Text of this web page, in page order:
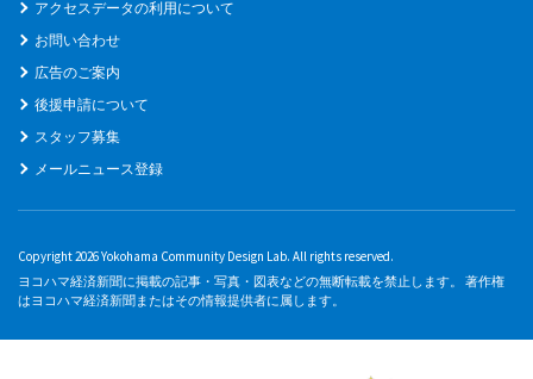
アクセスデータの利用について
お問い合わせ
広告のご案内
後援申請について
スタッフ募集
メールニュース登録
Copyright 2026 Yokohama Community Design Lab. All rights reserved.
ヨコハマ経済新聞に掲載の記事・写真・図表などの無断転載を禁止します。 著作権
はヨコハマ経済新聞またはその情報提供者に属します。